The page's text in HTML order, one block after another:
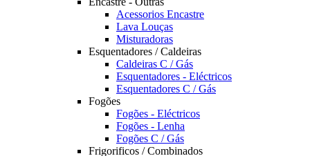
Acessorios Encastre
Lava Louças
Misturadoras
Esquentadores / Caldeiras
Caldeiras C / Gás
Esquentadores - Eléctricos
Esquentadores C / Gás
Fogões
Fogões - Eléctricos
Fogões - Lenha
Fogões C / Gás
Frigorificos / Combinados